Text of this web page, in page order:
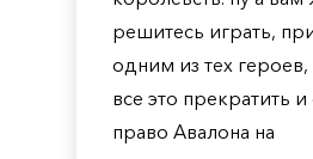
решитесь играть,
одним из тех
все это прекратить и
право Авалона на